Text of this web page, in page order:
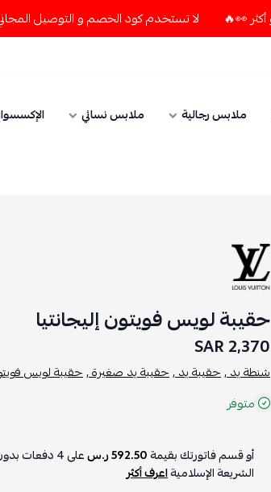
لا تستخدم كود الخصم و التوصيل المجاني " N7 " إلا إذا طلبت قطعتين أو أكثر 👀🔥
ملابس رجالية ملابس نسائي
حقيبة لويس فويتون إليجانتيا
2,370 SAR
شنطة يد ,حقيبة يد ,حقيبة يد صغيرة ,حقيبة لويس
متوفر
أو قسم فاتورتك بقيمة592.50 ر.س على4دفعات
الشريعة الإسلاميةاعرف أكثر